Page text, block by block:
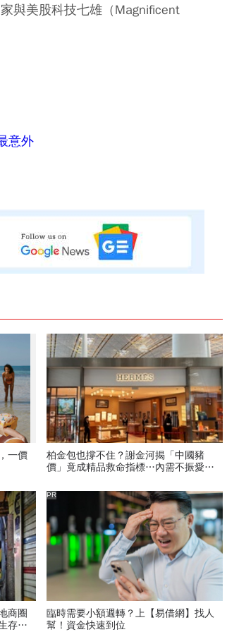
與美股科技七雄（Magnificent
意外
一價
柏金包也撐不住？謝金河揭「中國豬
價」竟成精品救命指標…內需不振愛馬
商圈
存悲
臨時需要小額週轉？上【易借網】找人
幫！資金快速到位
PR